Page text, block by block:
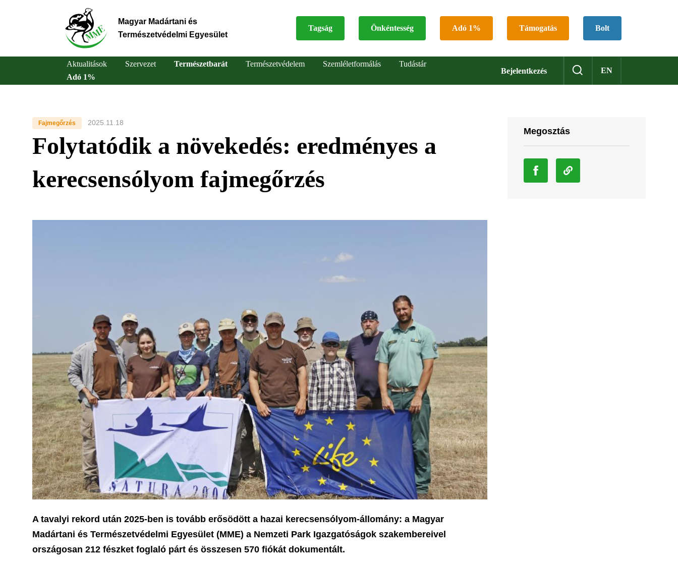
Magyar Madártani és
Természetvédelmi Egyesület
Top
Tagság Önkéntesség Adó 1% Támogatás Bolt
Bejelentkezés EN
Main
navigation
Aktualitások Szervezet Természetbarát Természetvédelem Szemléletformálás
Tudástár
Adó 1%
Fajmegőrzés 2025.11.18
Folytatódik a növekedés: eredményes a
kerecsensólyom fajmegőrzés
A tavalyi rekord után 2025-ben is tovább erősödött a hazai kerecsensólyom-állomány: a Magyar
Madártani és Természetvédelmi Egyesület (MME) a Nemzeti Park Igazgatóságok szakembereivel
országosan 212 fészket foglaló párt és összesen 570 fiókát dokumentált.
Megosztás